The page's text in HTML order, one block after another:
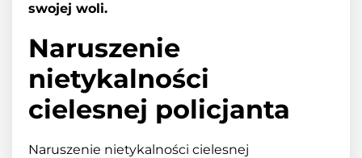
swojej woli.
Naruszenie
nietykalności
cielesnej policjanta
Naruszenie nietykalności cielesnej